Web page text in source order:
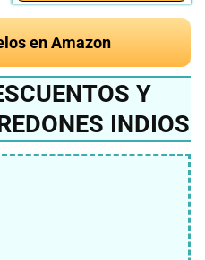
en Amazon
Y
INDIOS